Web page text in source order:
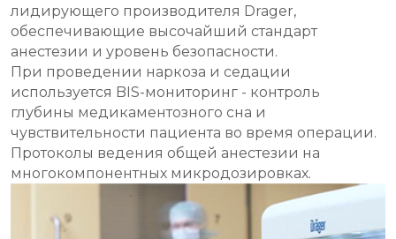
лидирующего производителя Drager,
обеспечивающие высочайший стандарт
анестезии и уровень безопасности.
При проведении наркоза и седации
используется BIS-мониторинг - контроль
глубины медикаментозного сна и
чувствительности пациента во время операции.
Протоколы ведения общей анестезии на
многокомпонентных микродозировках.